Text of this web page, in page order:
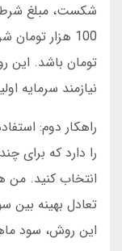
نیازمند سرمایه اولیه 2.5 میلیون تومانی
راهکار دوم:
را دارد که برای
تعادل بهینه بین
این روش، سود ماهانه 4.7 میلیون تومان